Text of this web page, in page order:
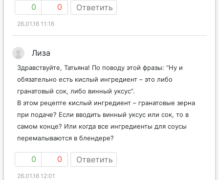
0 0 Ответить
26.01.16 11:16
Лиза
Здравствуйте, Татьяна! По поводу этой фразы: “Ну и
обязательно есть кислый ингредиент – это либо
гранатовый сок, либо винный уксус”.
В этом рецепте кислый ингредиент – гранатовые зерна
при подаче? Если вводить винный уксус или сок, то в
самом конце? Или когда все ингредиенты для соусы
перемалываются в блендере?
0 0 Ответить
26.01.16 12:01